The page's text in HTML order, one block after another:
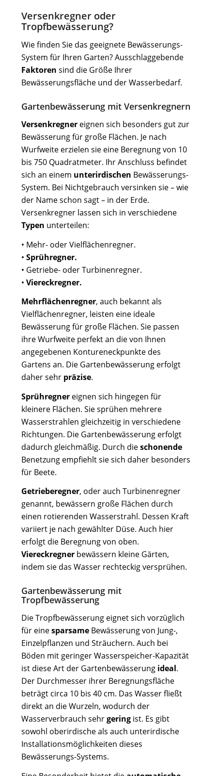
Versenkregner oder
Tropfbewässerung?
Wie finden Sie das geeignete Bewässerungs-
System für Ihren Garten? Ausschlaggebende
Faktoren sind die Größe Ihrer
Bewässerungsfläche und der Wasserbedarf.
Gartenbewässerung mit Versenkregnern
Versenkregnereignen sich besonders gut zur
Bewässerung für große Flächen. Je nach
Wurfweite erzielen sie eine Beregnung von 10
bis 750 Quadratmeter. Ihr Anschluss befindet
sich an einem unterirdischen Bewässerungs-
System. Bei Nichtgebrauch versinken sie – wie
der Name schon sagt – in der Erde.
Versenkregner lassen sich in verschiedene
Typen unterteilen:
• Mehr- oder Vielflächenregner.
• Sprühregner.
• Getriebe- oder Turbinenregner.
• Viereckregner.
Mehrflächenregner, auch bekannt als
Vielflächenregner, leisten eine ideale
Bewässerung für große Flächen. Sie passen
ihre Wurfweite perfekt an die von Ihnen
angegebenen Kontureneckpunkte des
Gartens an. Die Gartenbewässerung erfolgt
daher sehr präzise.
Sprühregnereignen sich hingegen für
kleinere Flächen. Sie sprühen mehrere
Wasserstrahlen gleichzeitig in verschiedene
Richtungen. Die Gartenbewässerung erfolgt
dadurch gleichmäßig. Durch dieschonende
Benetzung empfiehlt sie sich daher besonders
für Beete.
Getrieberegner, oder auch Turbinenregner
genannt, bewässern große Flächen durch
einen rotierenden Wasserstrahl. Dessen Kraft
variiert je nach gewählter Düse. Auch hier
erfolgt die Beregnung von oben.
Viereckregnerbewässern kleine Gärten,
indem sie das Wasser rechteckig versprühen.
Gartenbewässerung mit
Tropfbewässerung
Die Tropfbewässerung eignet sich vorzüglich
für einesparsameBewässerung von Jung-,
Einzelpflanzen und Sträuchern. Auch bei
Böden mit geringer Wasserspeicher-Kapazität
ist diese Art der Gartenbewässerung ideal.
Der Durchmesser ihrer Beregnungsfläche
beträgt circa 10 bis 40 cm. Das Wasser fließt
direkt an die Wurzeln, wodurch der
Wasserverbrauch sehrgeringist. Es gibt
sowohl oberirdische als auch unterirdische
Installationsmöglichkeiten dieses
Bewässerungs-Systems.